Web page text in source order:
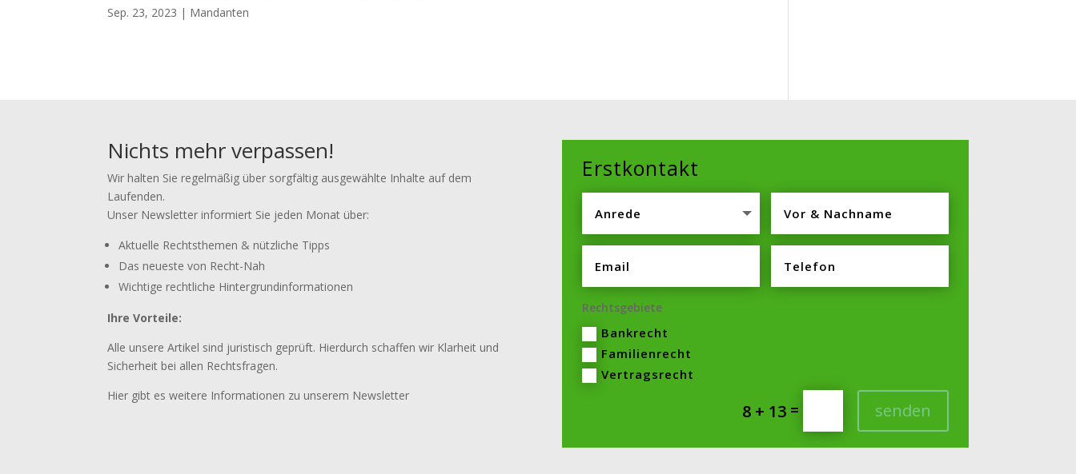
Sep. 23, 2023 | Mandanten
Nichts mehr verpassen!
Wir halten Sie regelmäßig über sorgfältig ausgewählte Inhalte auf dem
Laufenden.
Unser Newsletter informiert Sie jeden Monat über:
Aktuelle Rechtsthemen & nützliche Tipps
Das neueste von Recht-Nah
Wichtige rechtliche Hintergrundinformationen
Ihre Vorteile:
Alle unsere Artikel sind juristisch geprüft. Hierdurch schaffen wir Klarheit und
Sicherheit bei allen Rechtsfragen.
Hier gibt es weitere Informationen zu unserem Newsletter
Erstkontakt
Rechtsgebiete
Bankrecht
Familienrecht
Vertragsrecht
8 + 13= senden